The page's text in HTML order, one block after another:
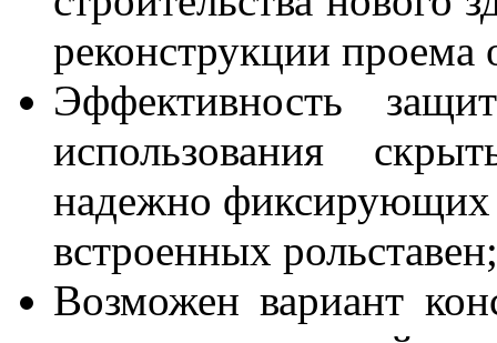
реконструкции проема
Эффективность
использования
надежно фиксирующих
встроенных рольставен;
Возможен вариант